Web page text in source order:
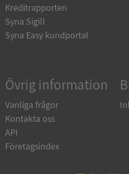
Kreditrapporten
Syna Sigill
Syna Easy kundportal
Övrig information
Vanliga frågor
Kontakta oss
API
Företagsindex
VISITOR_PRIVACY_METADATA